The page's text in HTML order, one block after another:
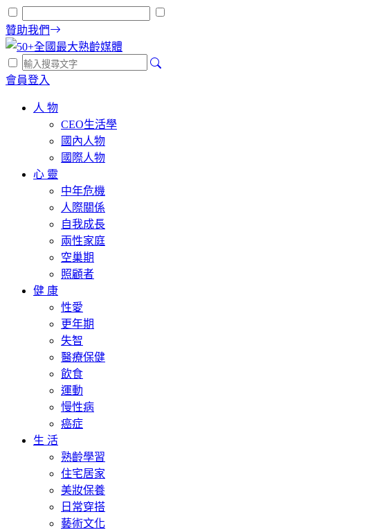
贊助我們
會員登入
人 物
CEO生活學
國內人物
國際人物
心 靈
中年危機
人際關係
自我成長
兩性家庭
空巢期
照顧者
健 康
性愛
更年期
失智
醫療保健
飲食
運動
慢性病
癌症
生 活
熟齡學習
住宅居家
美妝保養
日常穿搭
藝術文化